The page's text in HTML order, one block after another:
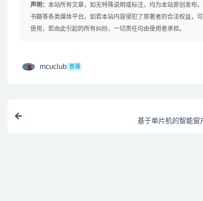
声明： 本站所有文章，如无特殊说明或标注，均为本站原创发布
书籍等各类媒体平台。如若本站内容侵犯了原著者的合法权益，
使用，若由此引起的所有纠纷，一切责任均由使用者承担。
mcuclub 普通
基于单片机的智能窗